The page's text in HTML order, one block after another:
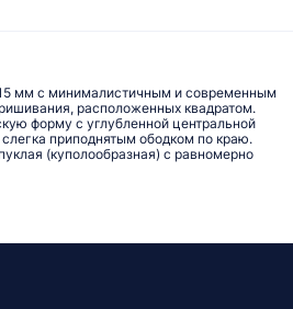
мм с минималистичным и современным
расположенных квадратом.
форму с углубленной центральной
приподнятым ободком по краю.
(куполообразная) с равномерно